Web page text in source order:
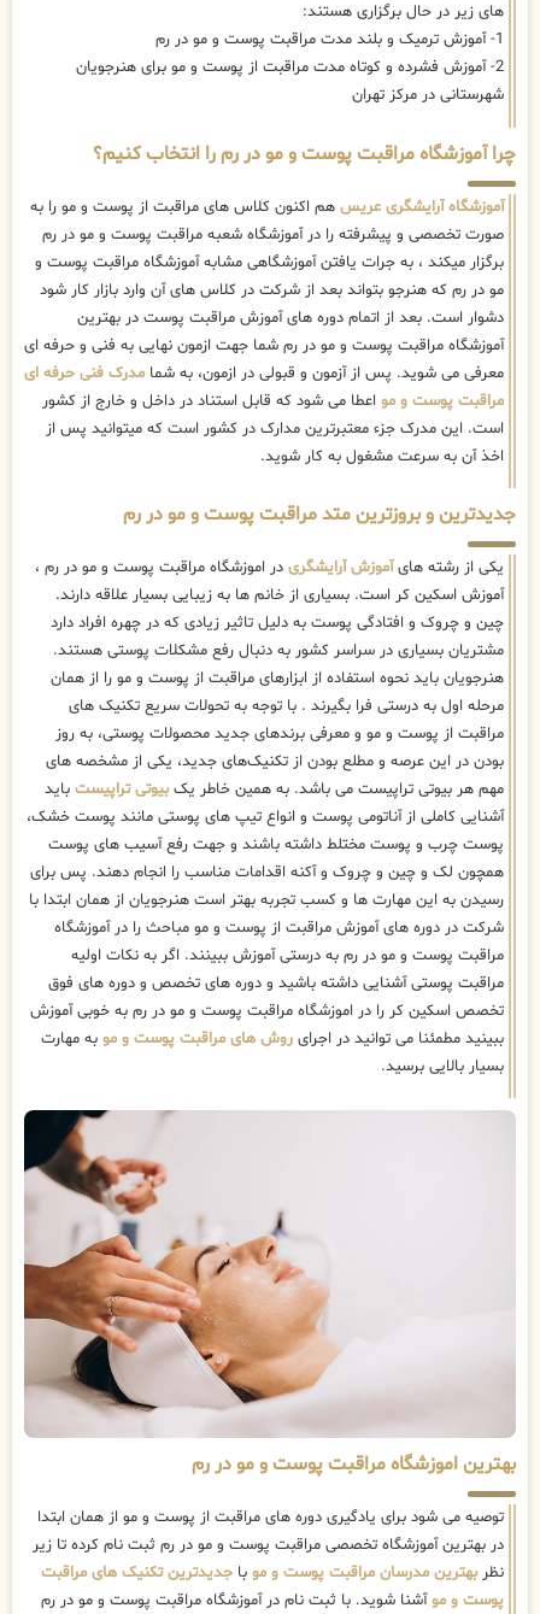
های زیر در حال برگزاری هستند:
1- آموزش ترمیک و بلند مدت مراقبت پوست و مو در رم
2- آموزش فشرده و کوتاه مدت مراقبت از پوست و مو برای هنرجویان
شهرستانی در مرکز تهران
چرا آموزشگاه مراقبت پوست و مو در رم را انتخاب کنیم؟
آموزشگاه آرایشگری عریس هم اکنون کلاس های مراقبت از پوست و مو را به
صورت تخصصی و پیشرفته را در آموزشگاه شعبه مراقبت پوست و مو در رم
برگزار میکند ، به جرات یافتن آموزشگاهی مشابه آموزشگاه مراقبت پوست و
مو در رم که هنرجو بتواند بعد از شرکت در کلاس های آن وارد بازار کار شود
دشوار است. بعد از اتمام دوره های آموزش مراقبت پوست در بهترین
آموزشگاه مراقبت پوست و مو در رم شما جهت ازمون نهایی به فنی و حرفه ای
معرفی می شوید. پس از آزمون و قبولی در ازمون، به شما مدرک فنی حرفه ای
مراقبت پوست و مو اعطا می شود که قابل استناد در داخل و خارج از کشور
است. این مدرک جزء معتبرترین مدارک در کشور است که میتوانید پس از
اخذ آن به سرعت مشغول به کار شوید.
جدیدترین و بروزترین متد مراقبت پوست و مو در رم
یکی از رشته هایآموزش آرایشگری در اموزشگاه مراقبت پوست و مو در رم ،
آموزش اسکین کر است. بسیاری از خانم ها به زیبایی بسیار علاقه دارند.
چین و چروک و افتادگی پوست به دلیل تاثیر زیادی که در چهره افراد دارد
مشتریان بسیاری در سراسر کشور به دنبال رفع مشکلات پوستی هستند.
هنرجویان باید نحوه استفاده از ابزارهای مراقبت از پوست و مو را از همان
مرحله اول به درستی فرا بگیرند . با توجه به تحولات سریع تکنیک ‌های
مراقبت از پوست و مو و معرفی برندهای جدید محصولات پوستی، به روز
بودن در این عرصه و مطلع بودن از تکنیک‌های جدید، یکی از مشخصه های
مهم هر بیوتی تراپیست می باشد. به همین خاطر یکبیوتی تراپیست باید
آشنایی کاملی از آناتومی پوست و انواع تیپ های پوستی مانند پوست خشک،
پوست چرب و پوست مختلط داشته باشند و جهت رفع آسیب های پوست
همچون لک و چین و چروک و آکنه اقدامات مناسب را انجام دهند. پس برای
رسیدن به این مهارت ها و کسب تجربه بهتر است هنرجویان از همان ابتدا با
شرکت در دوره های آموزش مراقبت از پوست و مو مباحث را در آموزشگاه
مراقبت پوست و مو در رم به درستی آموزش ببینند. اگر به نکات اولیه
مراقبت پوستی آشنایی داشته باشید و دوره های تخصص و دوره های فوق
تخصص اسکین کر را در اموزشگاه مراقبت پوست و مو در رم به خوبی آموزش
ببینید مطمئنا می توانید در اجرای روش های مراقبت پوست و مو به مهارت
بسیار بالایی برسید.
بهترین اموزشگاه مراقبت پوست و مو در رم
توصیه می شود برای یادگیری دوره های مراقبت از پوست و مو از همان ابتدا
در بهترین آموزشگاه تخصصی مراقبت پوست و مو در رم ثبت نام کرده تا زیر
نظربهترین مدرسان مراقبت پوست و مو با جدیدترین تکنیک های مراقبت
پوست و موآشنا شوید. با ثبت نام در آموزشگاه مراقبت پوست و مو در رم